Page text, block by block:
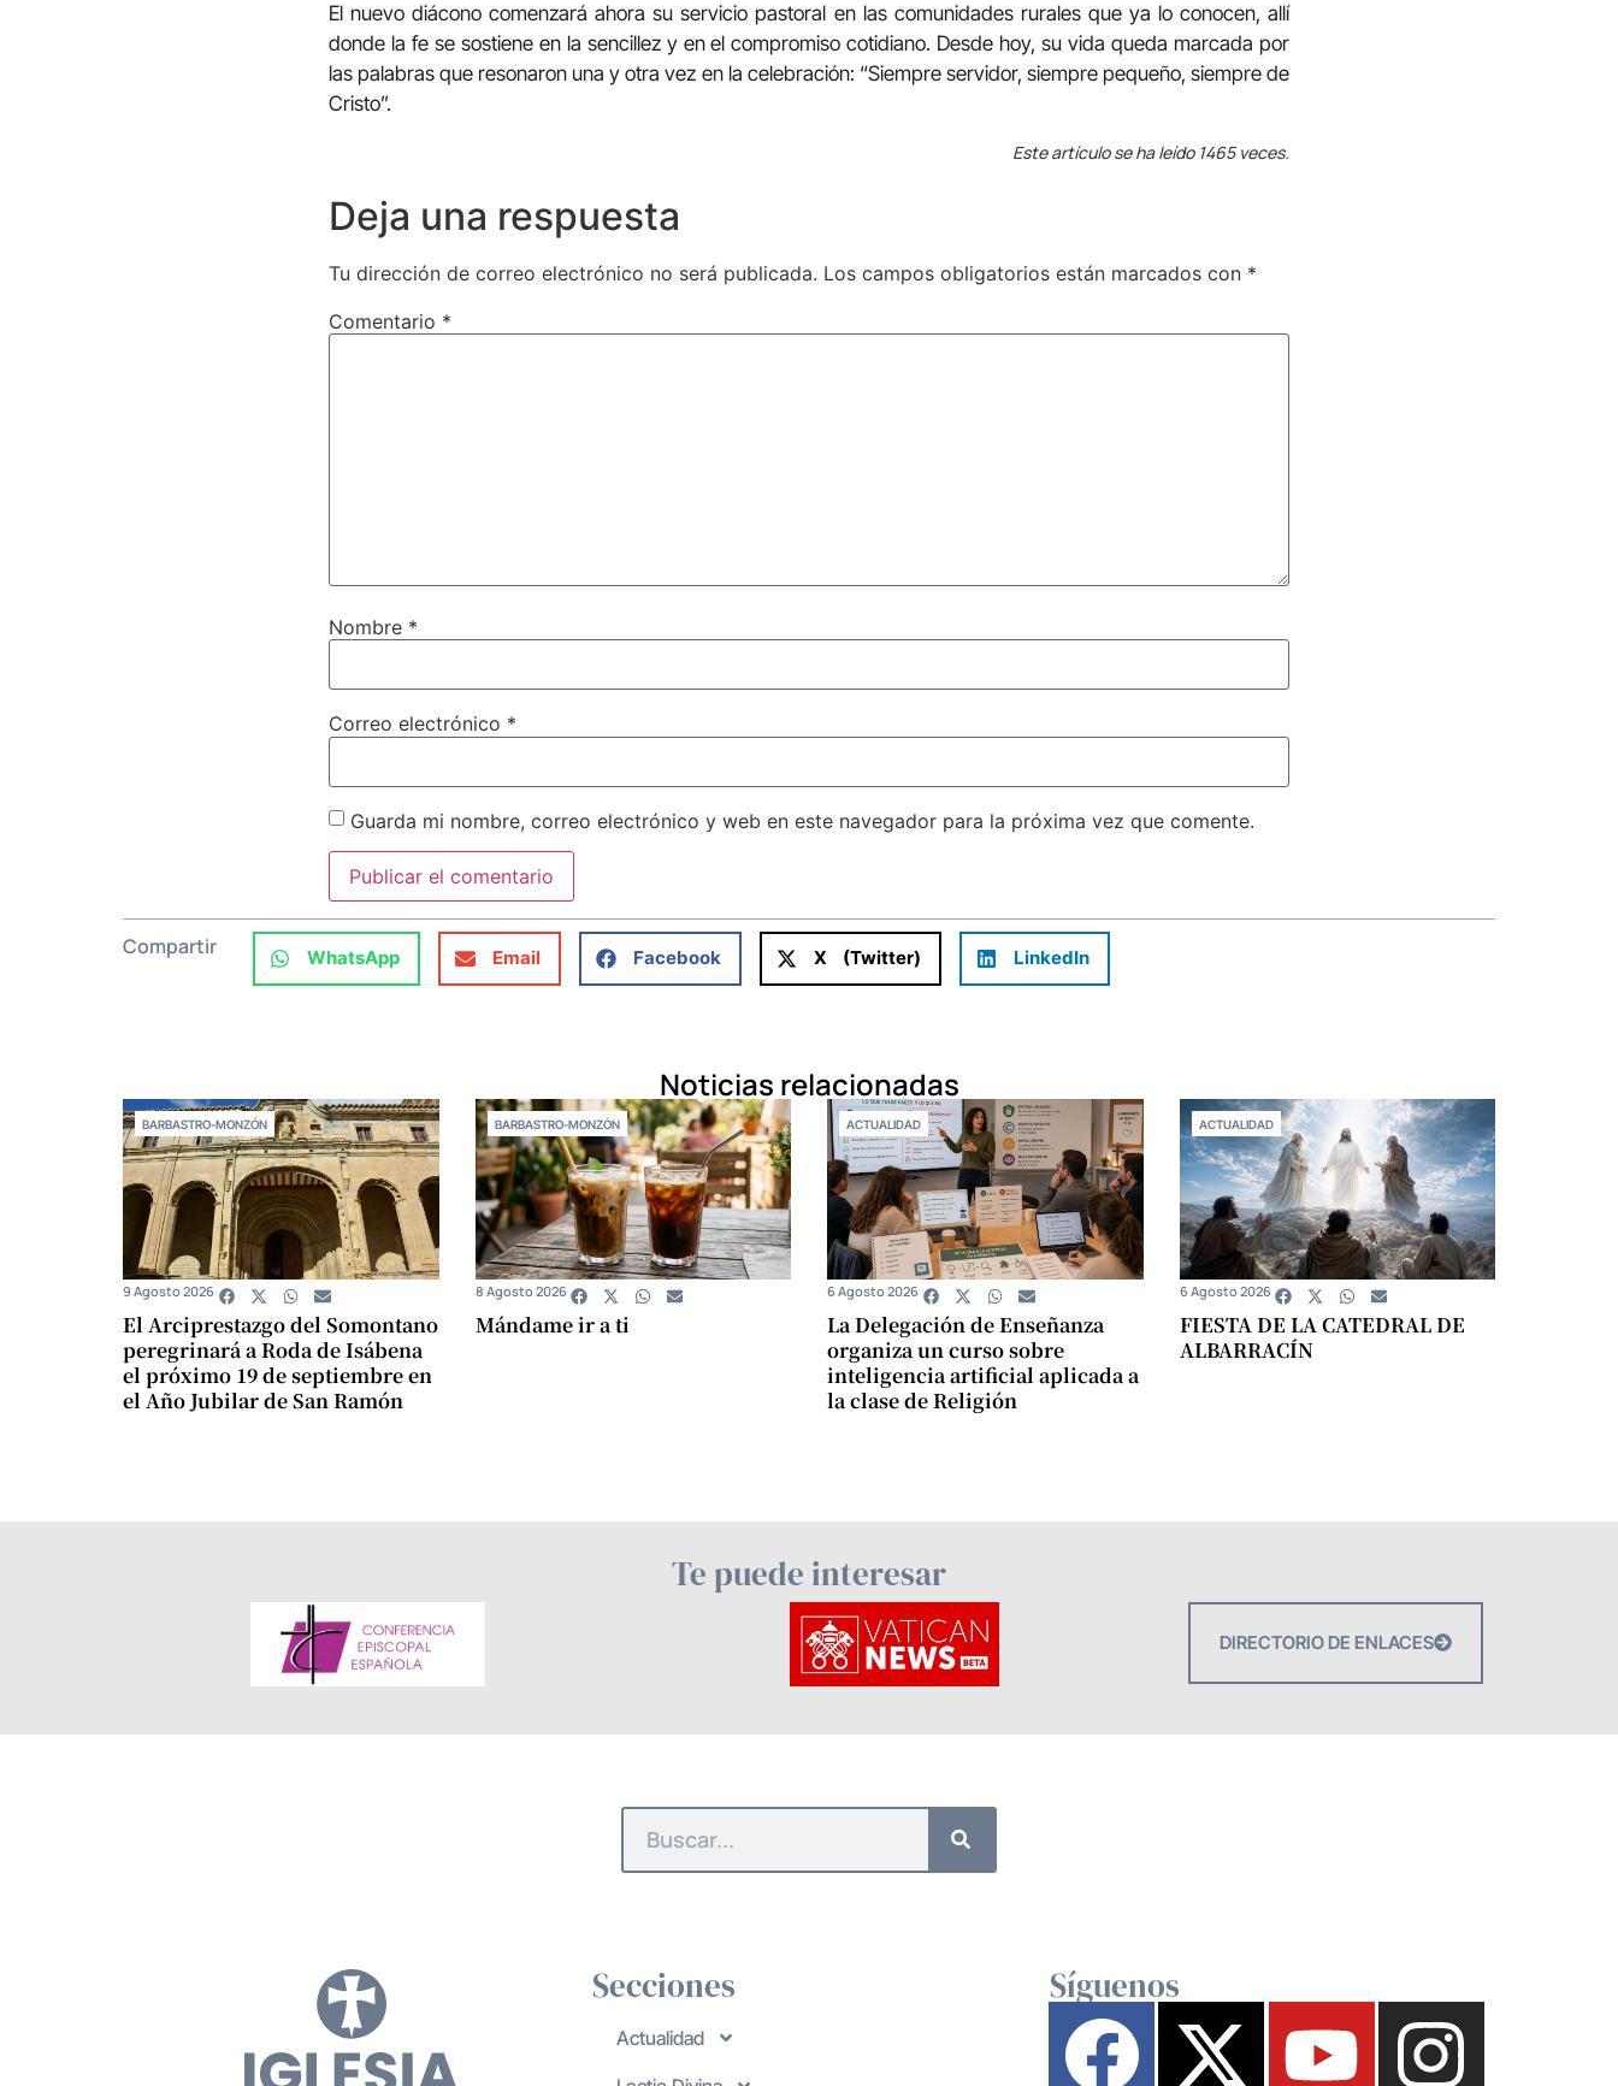
El nuevo diácono comenzará ahora su servicio pastoral en las comunidades rurales que ya lo conocen, allí
donde la fe se sostiene en la sencillez y en el compromiso cotidiano. Desde hoy, su vida queda marcada por
las palabras que resonaron una y otra vez en la celebración: “Siempre servidor, siempre pequeño, siempre de
Cristo”.
Este artículo se ha leído 1465 veces.
Deja una respuesta
Tu dirección de correo electrónico no será publicada. Los campos obligatorios están marcados con *
Comentario *
Nombre *
Correo electrónico *
Guarda mi nombre, correo electrónico y web en este navegador para la próxima vez que comente.
Compartir WhatsApp Email Facebook X (Twitter) LinkedIn
Noticias relacionadas
BARBASTRO-MONZÓN
El Arciprestazgo del Somontano
peregrinará a Roda de Isábena
el próximo 19 de septiembre en
el Año Jubilar de San Ramón
9 Agosto 2026
BARBASTRO-MONZÓN
Mándame ir a ti
8 Agosto 2026
ACTUALIDAD
La Delegación de Enseñanza
organiza un curso sobre
inteligencia artificial aplicada a
la clase de Religión
6 Agosto 2026
ACTUALIDAD
FIESTA DE LA CATEDRAL DE
ALBARRACÍN
6 Agosto 2026
Te puede interesar
DIRECTORIO DE ENLACES
Secciones
Actualidad
Síguenos